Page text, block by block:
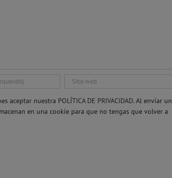
aceptar nuestra POLÍTICA DE PRIVACIDAD.Al enviar un
en una cookie para que no tengas que volver a